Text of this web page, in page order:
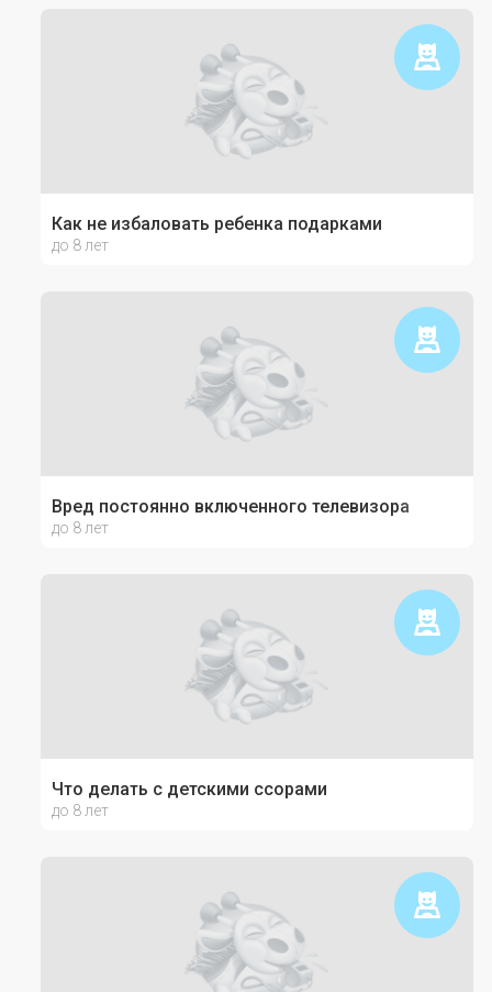
Как не избаловать ребенка подарками
до 8 лет
Вред постоянно включенного телевизора
до 8 лет
Что делать с детскими ссорами
до 8 лет